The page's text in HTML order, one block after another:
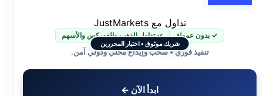
شريك موثوق • اختيار المحررين
تداول مع JustMarkets
✓ بدون عمولة ✓ تداول الذهب والفوركس والأسهم
تنفيذ فوري • سحب وإيداع محلي ودولي آمن.
ابدأ الآن ←